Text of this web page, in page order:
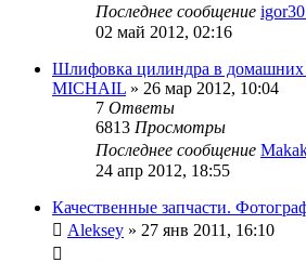
Последнее сообщение
02 май 2012, 02:16
Шлифовка цилиндра в домашних
MICHAIL » 26 мар 2012, 10:04
7 Ответы
6813 Просмотры
Последнее сообщение
24 апр 2012, 18:55
Качественные запчасти.
Aleksey » 27 янв 2011, 16:10